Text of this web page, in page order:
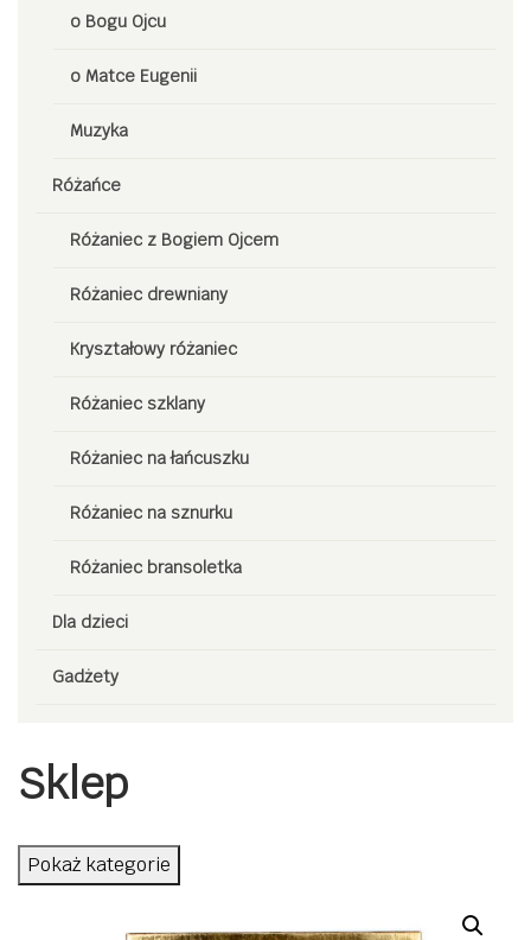
o Bogu Ojcu
o Matce Eugenii
Muzyka
Różańce
Różaniec z Bogiem Ojcem
Różaniec drewniany
Kryształowy różaniec
Różaniec szklany
Różaniec na łańcuszku
Różaniec na sznurku
Różaniec bransoletka
Dla dzieci
Gadżety
Sklep
Pokaż kategorie